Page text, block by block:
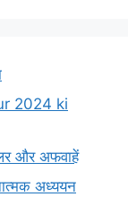
2024 ki
और अफवाहें
अध्ययन